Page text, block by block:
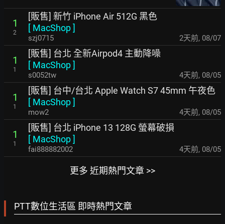
1
2
[販售] 新竹 iPhone Air 512G 黑色
[ MacShop]
szj0715 2天前, 08/07
1
1
[販售] 台北 全新Airpod4 主動降噪
[ MacShop]
s0052tw 4天前, 08/05
1
1
[販售] 台中/台北 Apple Watch S7 45mm 午夜色
[ MacShop]
mow2 4天前, 08/05
1
1
[販售] 台北 iPhone 13 128G 螢幕破損
[ MacShop]
fai888882002 4天前, 08/05
更多 近期熱門文章 >>
PTT數位生活區 即時熱門文章